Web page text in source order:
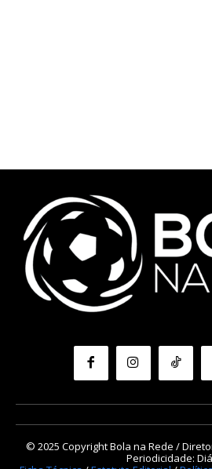
© 2025 Copyright Bola na Rede /
Periodicidade: